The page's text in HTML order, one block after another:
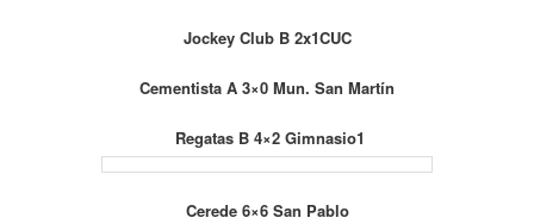
Jockey Club B 2x1CUC
Cementista A 3×0 Mun. San Martín
Regatas B 4×2 Gimnasio1
Cerede 6×6 San Pablo